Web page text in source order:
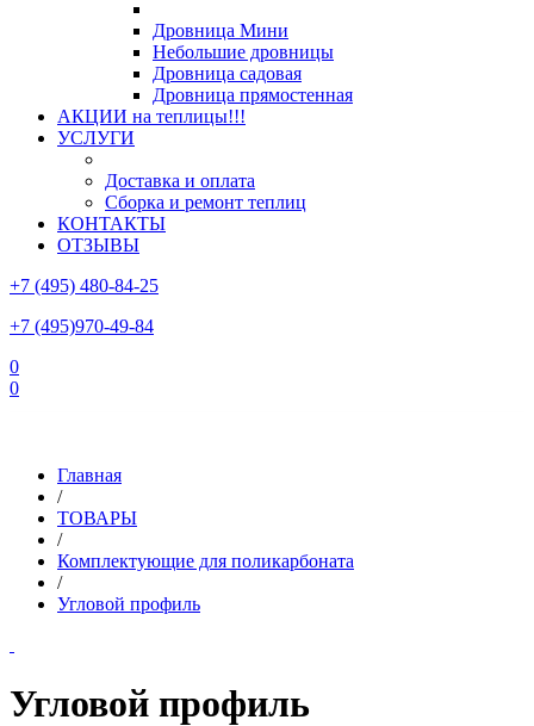
Дровница Мини
Небольшие дровницы
Дровница садовая
Дровница прямостенная
АКЦИИ на теплицы!!!
УСЛУГИ
Доставка и оплата
Сборка и ремонт теплиц
КОНТАКТЫ
ОТЗЫВЫ
+7 (495) 480-84-25
+7 (495)970-49-84
0
0
Главная
/
ТОВАРЫ
/
Комплектующие для поликарбоната
/
Угловой профиль
Угловой профиль